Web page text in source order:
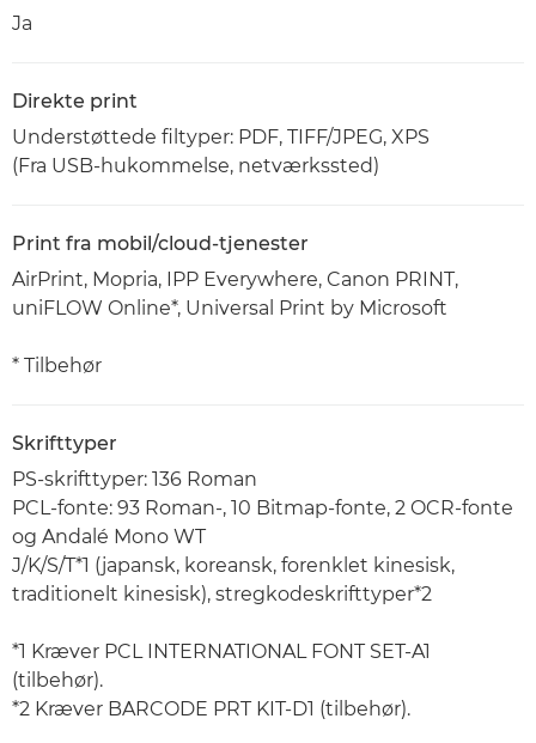
Ja
Direkte print
Understøttede filtyper: PDF, TIFF/JPEG, XPS
(Fra USB-hukommelse, netværkssted)
Print fra mobil/cloud-tjenester
AirPrint, Mopria, IPP Everywhere, Canon PRINT,
uniFLOW Online*, Universal Print by Microsoft
* Tilbehør
Skrifttyper
PS-skrifttyper: 136 Roman
PCL-fonte: 93 Roman-, 10 Bitmap-fonte, 2 OCR-fonte
og Andalé Mono WT
J/K/S/T*1 (japansk, koreansk, forenklet kinesisk,
traditionelt kinesisk), stregkodeskrifttyper*2
*1 Kræver PCL INTERNATIONAL FONT SET-A1
(tilbehør).
*2 Kræver BARCODE PRT KIT-D1 (tilbehør).